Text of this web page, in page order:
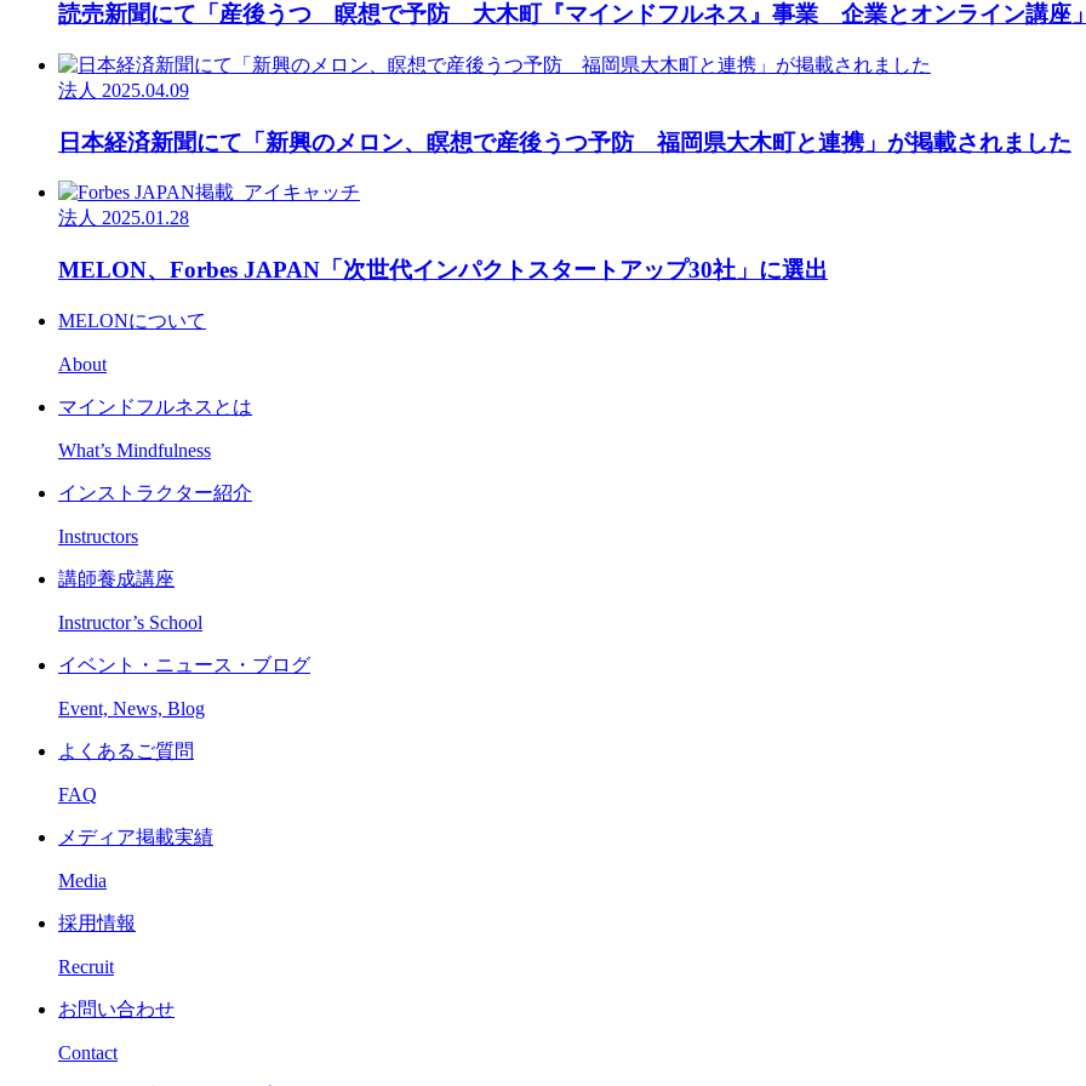
読売新聞にて「産後うつ 瞑想で予防 大木町『マインドフルネス』事業 企業とオンライン講座
法人 2025.04.09
日本経済新聞にて「新興のメロン、瞑想で産後うつ予防 福岡県大木町と連携」が掲載されました
法人 2025.01.28
MELON、Forbes JAPAN「次世代インパクトスタートアップ30社」に選出
MELONについて
About
マインドフルネスとは
What’s Mindfulness
インストラクター紹介
Instructors
講師養成講座
Instructor’s School
イベント・ニュース・ブログ
Event, News, Blog
よくあるご質問
FAQ
メディア掲載実績
Media
採用情報
Recruit
お問い合わせ
Contact